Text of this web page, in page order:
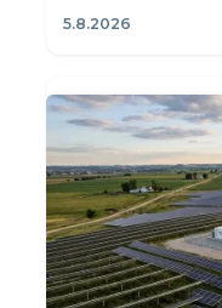
5.8.2026